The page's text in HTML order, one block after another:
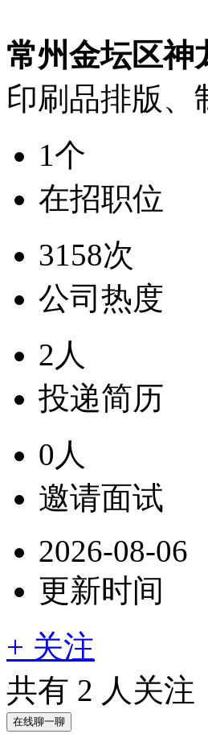
常州金坛区神
印刷品排版、
1个
在招职位
3158次
公司热度
2人
投递简历
0人
邀请面试
2026-08-06
更新时间
+ 关注
共有 2 人关注
在线聊一聊